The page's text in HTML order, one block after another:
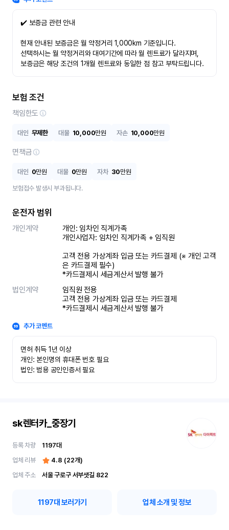
✔️ 보증금 관련 안내
현재 안내된 보증금은 월 약정거리 1,000km 기준입니다.
선택하시는 월 약정거리와 대여기간에 따라 월 렌트료가 달라지며,
보증금은 해당 조건의 1개월 렌트료와 동일한 점 참고 부탁드립니다.
보험 조건
책임한도
대인 무제한 대물 10,000만원 자손 10,000만원
면책금
대인 0만원 대물 0만원 자차 30만원
보험접수 발생시 부과됩니다.
운전자 범위
개인계약
개인: 임차인 직계가족
개인사업자: 임차인 직계가족 + 임직원
고객 전용 가상계좌 입금 또는 카드결제 (※ 개인 고객
은 카드결제 필수)
*카드결제시 세금계산서 발행 불가
법인계약
임직원 전용
고객 전용 가상계좌 입금 또는 카드결제
*카드결제시 세금계산서 발행 불가
추가 코멘트
면허 취득 1년 이상
개인: 본인명의 휴대폰 번호 필요
법인: 범용 공인인증서 필요
sk렌터카_중장기
등록 차량 1197대
업체 리뷰
4.8 (22개)
업체 주소
서울 구로구 서부샛길 822
1197대 보러가기 업체 소개 및 정보